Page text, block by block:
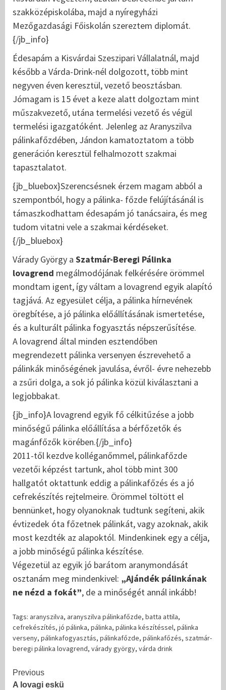
szakközépiskolába, majd a nyíregyházi
Mezőgazdasági Főiskolán szereztem diplomát.
{/jb_info}
Édesapám a Kisvárdai Szeszipari Vállalatnál, majd
később a Várda-Drink-nél dolgozott, több mint
negyven éven keresztül, vezető beosztásban.
Jómagam is 15 évet a keze alatt dolgoztam mint
műszakvezető, utána termelési vezető és végül
termelési igazgatóként. Jelenleg az Aranyszilva
pálinkafőzdében, Jándon kamatoztatom a több
generáción keresztül felhalmozott szakmai
tapasztalatot.
{jb_bluebox}Szerencsésnek érzem magam abból a
szempontból, hogy a pálinka- főzde felújításánál is
támaszkodhattam édesapám jó tanácsaira, és meg
tudom vitatni vele a szakmai kérdéseket.
{/jb_bluebox}
Várady György a Szatmár-Beregi Pálinka
lovagrend megálmodójának felkérésére örömmel
mondtam igent, így váltam a lovagrend egyik alapító
tagjává. Az egyesület célja, a pálinka hírnevének
öregbítése, a jó pálinka előállításának ismertetése,
és a kulturált pálinka fogyasztás népszerűsítése.
A lovagrend által minden esztendőben
megrendezett pálinka versenyen észrevehető a
pálinkák minőségének javulása, évről- évre nehezebb
a zsűri dolga, a sok jó pálinka közül kiválasztani a
legjobbakat.
{jb_info}A lovagrend egyik fő célkitűzése a jobb
minőségű pálinka előállítása a bérfőzetők és
magánfőzők körében.{/jb_info}
2011-től kezdve kolléganőmmel, pálinkafőzde
vezetői képzést tartunk, ahol több mint 300
hallgatót oktattunk eddig a pálinkafőzés és a jó
cefrekészítés rejtelmeire. Örömmel töltött el
bennünket, hogy olyanoknak tudtunk segíteni, akik
évtizedek óta főzetnek pálinkát, vagy azoknak, akik
most kezdték az alapoktól. Mindenkinek egy a célja,
a jobb minőségű pálinka készítése.
Végezetül az egyik jó barátom aranymondását
osztanám meg mindenkivel: „Ajándék pálinkának
ne nézd a fokát”, de a minőségét annál inkább!
Tags: aranyszilva, aranyszilva pálinkafőzde, batta attila,
cefrekészítés, jó pálinka, pálinka, pálinka készítéssel, pálinka
verseny, pálinkafogyasztás, pálinkafőzde, pálinkafőzés, szatmár-
beregi pálinka lovagrend, várady györgy, várda drink
Continue
Previous
A lovagi eskü